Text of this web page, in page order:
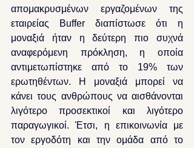
απομακρυσμένων εργαζομένων της
εταιρείας Buffer διαπίστωσε ότι η
μοναξιά ήταν η δεύτερη πιο συχνά
αναφερόμενη πρόκληση, η οποία
αντιμετωπίστηκε από το 19% των
ερωτηθέντων. Η μοναξιά μπορεί να
κάνει τους ανθρώπους να αισθάνονται
λιγότερο προσεκτικοί και λιγότερο
παραγωγικοί. Έτσι, η επικοινωνία με
τον εργοδότη και την ομάδα από το